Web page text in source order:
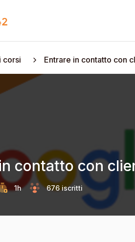
corsi Entrare in contatto con
contatto con
1h 676 iscritti